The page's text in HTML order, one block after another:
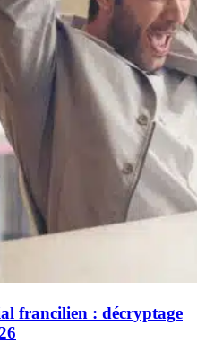
francilien : décryptage